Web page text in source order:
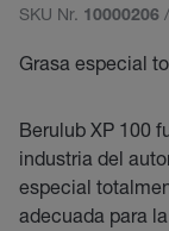
SKU Nr. 10000206
Grasa especial
Berulub XP 100
industria del
especial
adecuada para